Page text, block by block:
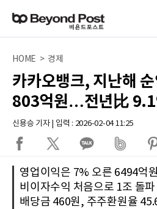
HOME > 경제
카카오뱅크, 지난해
803억원…전년比
신용승 기자 | 입력 : 2026-02-04 11:25
영업이익은 7% 오른 6494억원
비이자수익 처음으로 1조 돌파
배당금 460원, 주주환원율